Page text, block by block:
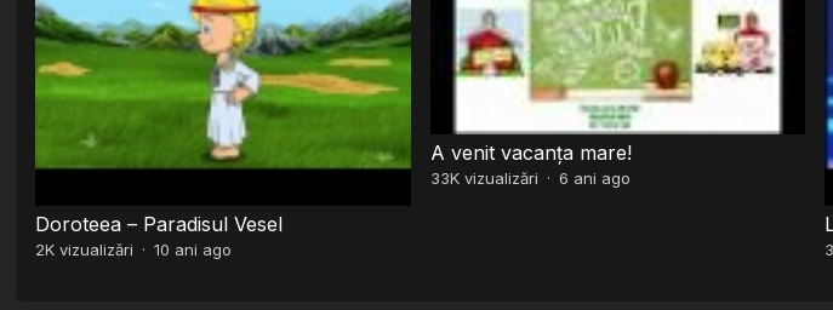
Doroteea – Paradisul Vesel
2K vizualizări · 10 ani ago
A venit vacanța mare!
33Kvizualizări · 6 ani ago